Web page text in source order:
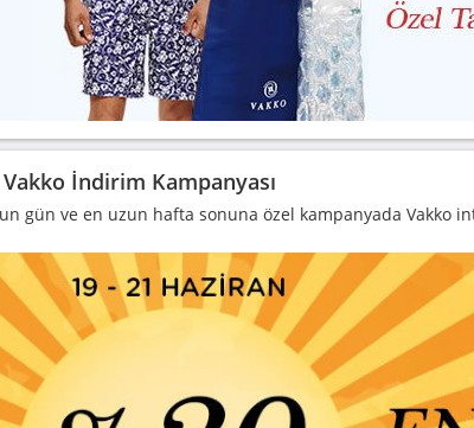
İndirim Kampanyası
gün ve en uzun hafta sonuna özel kampanyada Vakko